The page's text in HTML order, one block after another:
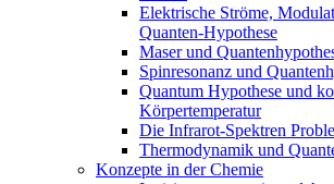
Elektrische Ströme,
Quanten-Hypothese
Maser und
Spinresonanz und
Quantum Hypothese und
Körpertemperatur
Die Infrarot-Spektren
Thermodynamik und
Konzepte in der Chemie